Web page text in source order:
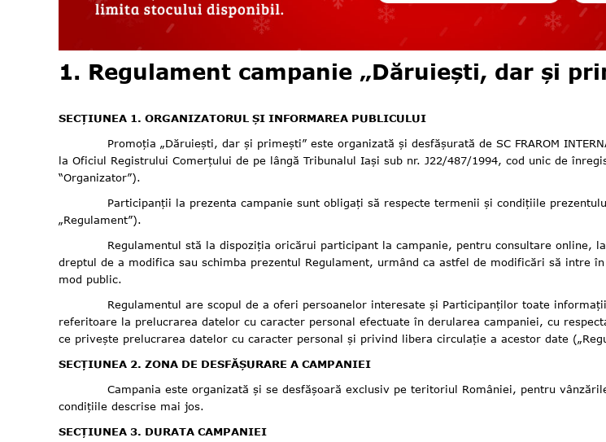
1. Regulament campanie „Dăruiești, dar și
SECȚIUNEA 1. ORGANIZATORUL ȘI INFORMAREA PUBLICULUI
Promoția „Dăruiești, dar și primești” este organizată și desfășurată de SC FRAROM
la Oficiul Registrului Comerțului de pe lângă Tribunalul Iași sub nr. J22/487/1994, cod unic de
“Organizator”).
Participanții la prezenta campanie sunt obligați să respecte termenii și condițiile prezentului
„Regulament”).
Regulamentul stă la dispoziția oricărui participant la campanie, pentru consultare online, la
dreptul de a modifica sau schimba prezentul Regulament, urmând ca astfel de modificări să intre
mod public.
Regulamentul are scopul de a oferi persoanelor interesate și Participanților toate
referitoare la prelucrarea datelor cu caracter personal efectuate în derularea campaniei, cu
ce privește prelucrarea datelor cu caracter personal și privind libera circulație a acestor date
SECȚIUNEA 2. ZONA DE DESFĂȘURARE A CAMPANIEI
Campania este organizată și se desfășoară exclusiv pe teritoriul României, pentru
condițiile descrise mai jos.
SECȚIUNEA 3. DURATA CAMPANIEI